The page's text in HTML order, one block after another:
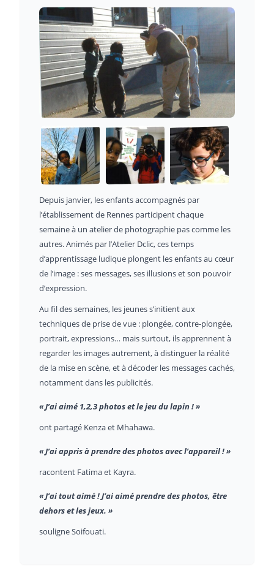
Depuis janvier, les enfants accompagnés par
l’établissement de Rennes participent chaque
semaine à un atelier de photographie pas comme les
autres. Animés par l’Atelier Dclic, ces temps
d’apprentissage ludique plongent les enfants au cœur
de l’image : ses messages, ses illusions et son pouvoir
d’expression.
Au fil des semaines, les jeunes s’initient aux
techniques de prise de vue : plongée, contre-plongée,
portrait, expressions… mais surtout, ils apprennent à
regarder les images autrement, à distinguer la réalité
de la mise en scène, et à décoder les messages cachés,
notamment dans les publicités.
« J’ai aimé 1,2,3 photos et le jeu du lapin ! »
ont partagé Kenza et Mhahawa.
« J’ai appris à prendre des photos avec l’appareil ! »
racontent Fatima et Kayra.
« J’ai tout aimé ! J’ai aimé prendre des photos, être
dehors et les jeux. »
souligne Soifouati.